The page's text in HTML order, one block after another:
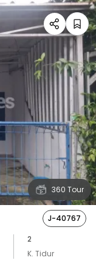
360 Tour
J-40767
2
K. Tidur